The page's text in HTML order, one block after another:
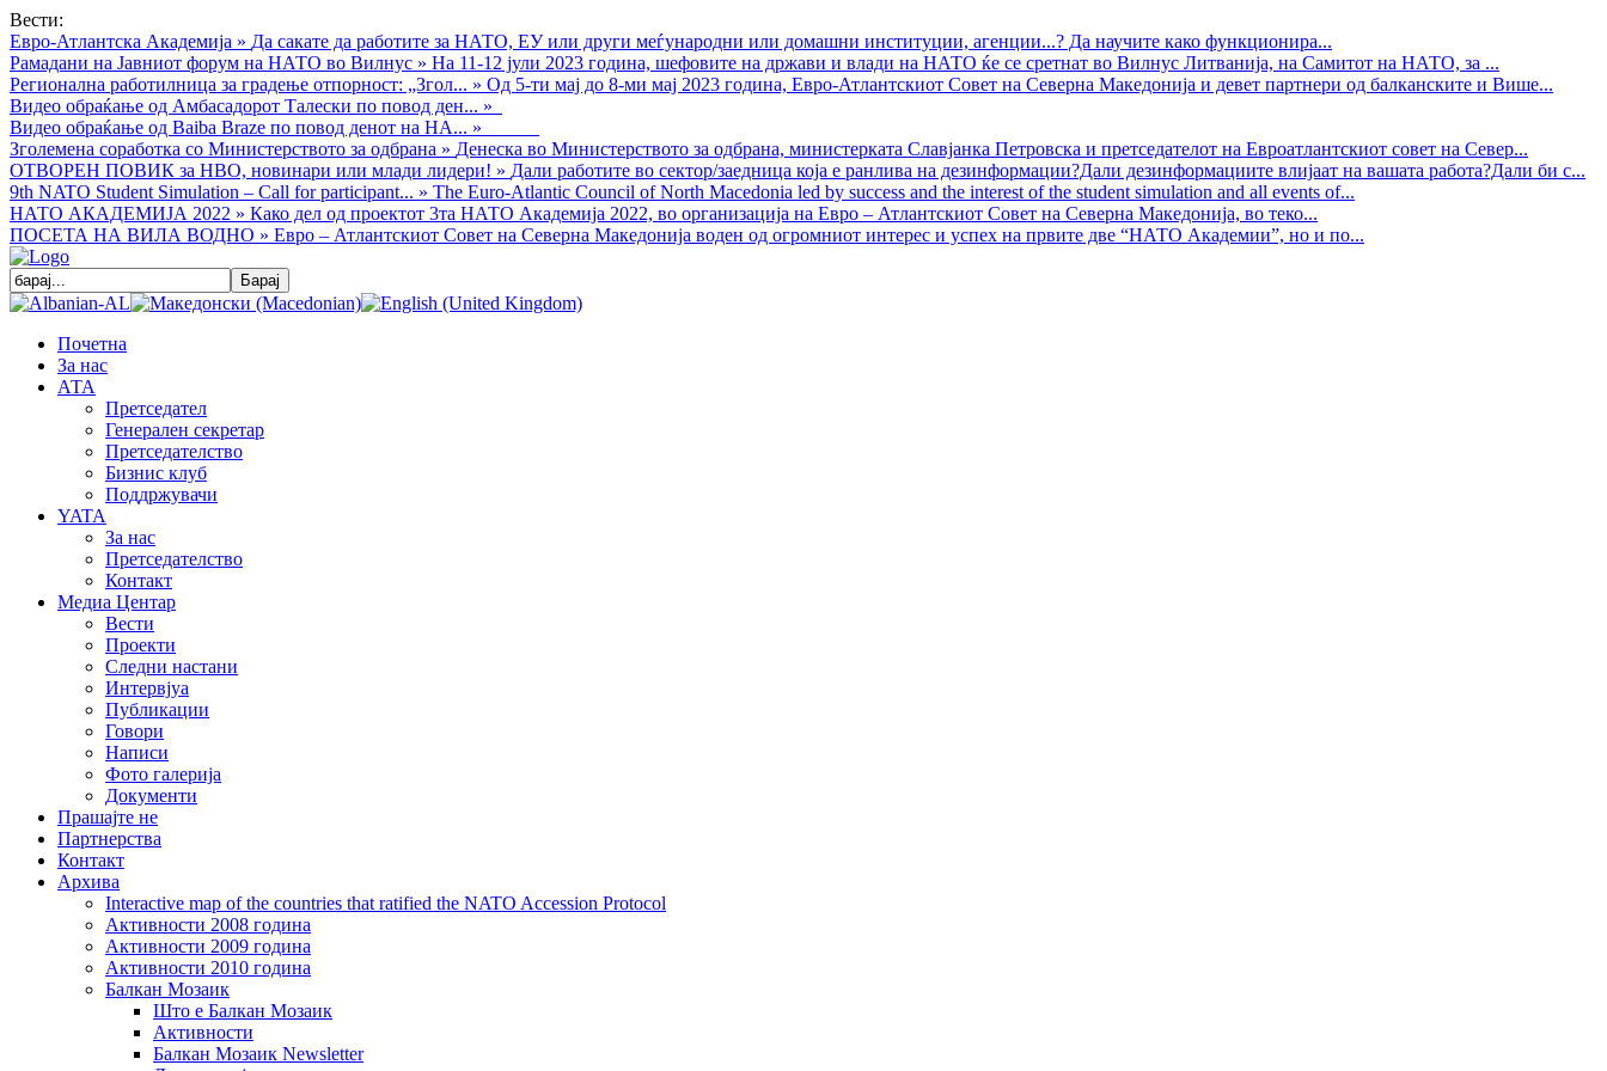
Вести:
Евро-Атлантска Академија » Да сакате да работите за НАТО, ЕУ или други меѓународни или домашни институции, агенции...? Да научите како функционира...
Рамадани на Јавниот форум на НАТО во Вилнус » На 11-12 јули 2023 година, шефовите на држави и влади на НАТО ќе се сретнат во Вилнус Литванија, на Самитот на НАТО, за ...
Регионална работилница за градење отпорност: „Згол... » Од 5-ти мај до 8-ми мај 2023 година, Евро-Атлантскиот Совет на Северна Македонија и девет партнери од балканските и Више...
Видео обраќањe од Амбасадорот Талески по повод ден... »
Видео обраќање од Baiba Braze по повод денот на НА... »
Зголемена соработка со Министерството за одбрана » Денеска во Министерството за одбрана, министерката Славјанка Петровска и претседателот на Евроатлантскиот совет на Север...
ОТВОРЕН ПОВИК за НВО, новинари или млади лидери! » Дали работите во сектор/заедница која е ранлива на дезинформации?Дали дезинформациите влијаат на вашата работа?Дали би с...
9th NATO Student Simulation – Call for participant... » The Euro-Atlantic Council of North Macedonia led by success and the interest of the student simulation and all events of...
НАТО АКАДЕМИЈА 2022 » Како дел од проектот 3та НАТО Академија 2022, во организација на Евро – Атлантскиот Совет на Северна Македонија, во теко...
ПОСЕТА НА ВИЛА ВОДНО » Евро – Атлантскиот Совет на Северна Македонија воден од огромниот интерес и успех на првите две “НАТО Академии”, но и по...
Почетна
За нас
АТА
Претседател
Генерален секретар
Претседателство
Бизнис клуб
Поддржувачи
YATA
За нас
Претседателство
Контакт
Медиа Центар
Вести
Проекти
Следни настани
Интервјуа
Публикации
Говори
Написи
Фото галерија
Документи
Прашајте не
Партнерства
Контакт
Архива
Interactive map of the countries that ratified the NATO Accession Protocol
Активности 2008 година
Активности 2009 година
Активности 2010 година
Балкан Мозаик
Што е Балкан Мозаик
Активности
Балкан Мозаик Newsletter